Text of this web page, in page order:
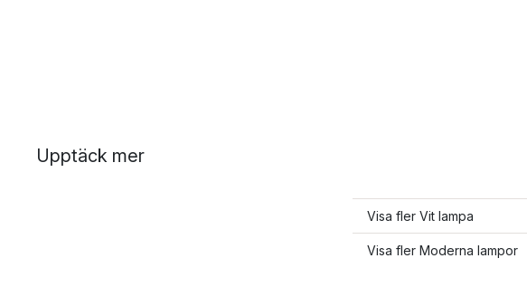
Upptäck mer
Visa fler Vit lampa
Visa fler Moderna lampor